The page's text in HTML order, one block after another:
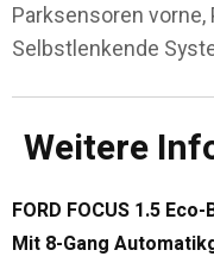
Parksensoren vorne,
Selbstlenkende
Weitere
FORD FOCUS 1.5
Mit 8-Gang